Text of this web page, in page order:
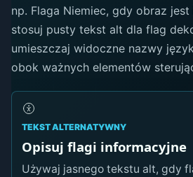
np. Flaga Niemiec, gdy obraz
stosuj pusty tekst alt dla flag
umieszczaj widoczne nazwy
obok ważnych elementów
TEKST ALTERNATYWNY
Opisuj flagi informacyjne
Używaj jasnego tekstu alt, gdy